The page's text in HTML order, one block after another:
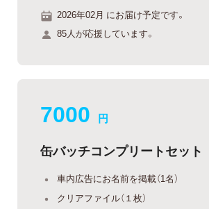
2026年02月 にお届け予定です。
85人が応援しています。
7000 円
缶バッチコンプリートセット
車内広告にお名前を掲載（1名）
クリアファイル（１枚）